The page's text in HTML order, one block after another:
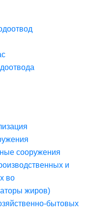
сооружения
и
во
жиров)
бытовых